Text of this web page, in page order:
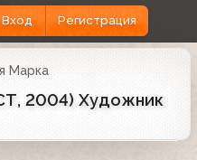
Вход Регистрация
Марка
2004) Художник